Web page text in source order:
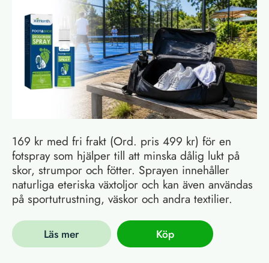
169 kr med fri frakt (Ord. pris 499 kr) för en
fotspray som hjälper till att minska dålig lukt på
skor, strumpor och fötter. Sprayen innehåller
naturliga eteriska växtoljor och kan även användas
på sportutrustning, väskor och andra textilier.
Läs mer Köp